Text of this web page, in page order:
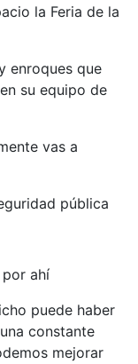
la Feria de la
enroques que
su equipo de
vas a
pública
ahí
puede haber
constante
mejorar